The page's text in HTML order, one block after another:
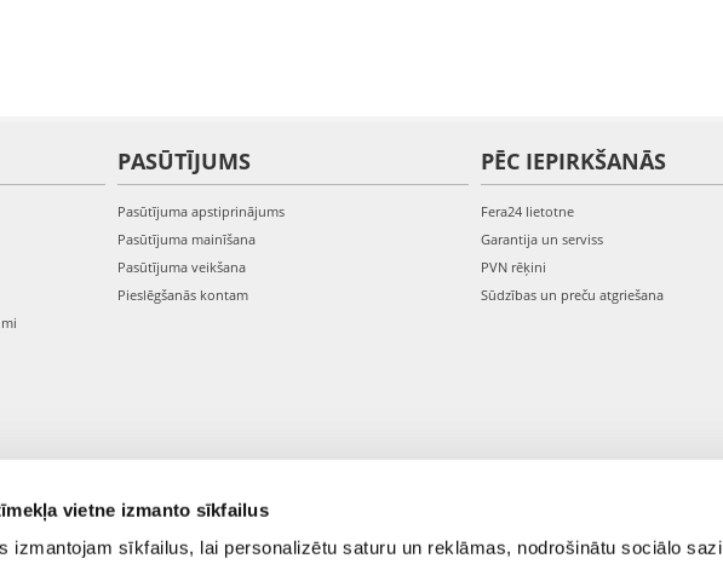
vietne izmanto sīkfailus
izmantojam sīkfailus, lai personalizētu saturu un reklāmas, nodrošinātu sociālo
PASŪTĪJUMS
Pasūtījuma apstiprinājums
Pasūtījuma mainīšana
Pasūtījuma veikšana
Pieslēgšanās kontam
PĒC IEPIRKŠANĀS
Fera24 lietotne
Garantija un serviss
PVN rēķini
Sūdzības un preču atgriešana